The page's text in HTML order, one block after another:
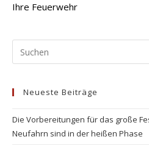
Ihre Feuerwehr
Neueste Beiträge
Die Vorbereitungen für das große
Neufahrn sind in der heißen Phase